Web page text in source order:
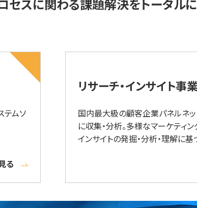
セスに関わる課題解決をトータルに
テムソ
る
リサーチ・インサイト事業
国内最大級の顧客企業パネルネ
に収集・分析。多様なマーケティ
インサイトの発掘・分析・理解に